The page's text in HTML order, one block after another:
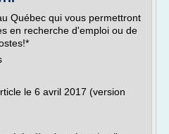
Québec qui vous permettront
en recherche d'emploi ou de
le 6 avril 2017 (version